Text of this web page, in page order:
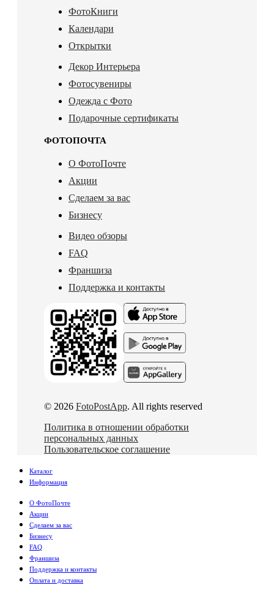
ФотоКниги
Календари
Открытки
Декор Интерьера
Фотосувениры
Одежда с Фото
Подарочные сертификаты
ФОТОПОЧТА
О ФотоПочте
Акции
Сделаем за вас
Бизнесу
Видео обзоры
FAQ
Франшиза
Поддержка и контакты
© 2026 FotoPostApp. All rights reserved
Политика в отношении обработки
персональных данных
Пользовательское соглашение
Каталог
Информация
О ФотоПочте
Акции
Сделаем за вас
Бизнесу
FAQ
Франшиза
Поддержка и контакты
Оплата и доставка